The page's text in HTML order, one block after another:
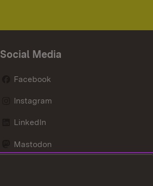
Social Media
Facebook
Instagram
LinkedIn
Mastodon